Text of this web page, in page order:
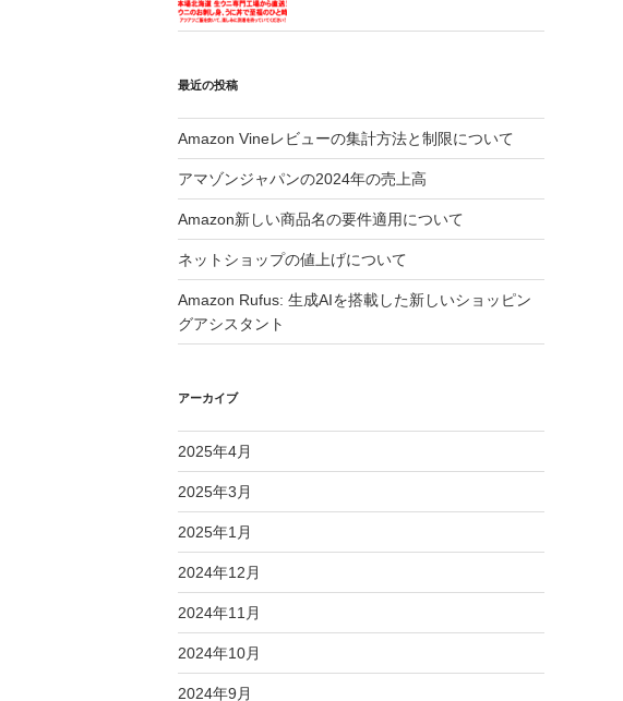
最近の投稿
Amazon Vineレビューの集計方法と制限について
アマゾンジャパンの2024年の売上高
Amazon新しい商品名の要件適用について
ネットショップの値上げについて
Amazon Rufus: 生成AIを搭載した新しいショッピン
グアシスタント
アーカイブ
2025年4月
2025年3月
2025年1月
2024年12月
2024年11月
2024年10月
2024年9月